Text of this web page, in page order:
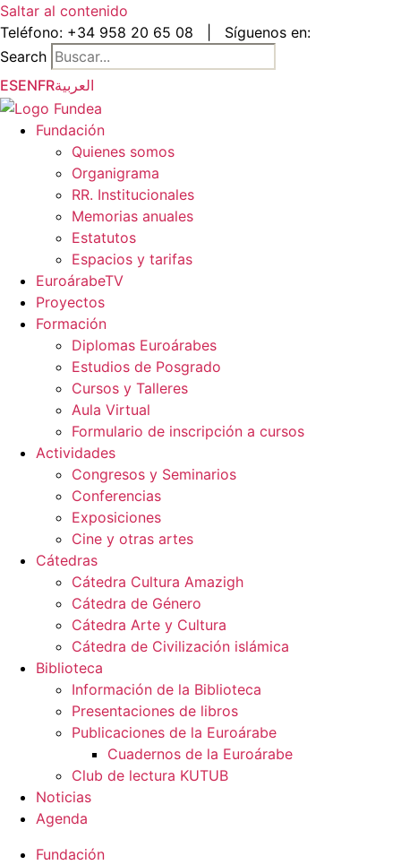
Saltar al contenido
Teléfono: +34 958 20 65 08
Síguenos en:
Search
ESENFRالعربية
Fundación
Quienes somos
Organigrama
RR. Institucionales
Memorias anuales
Estatutos
Espacios y tarifas
EuroárabeTV
Proyectos
Formación
Diplomas Euroárabes
Estudios de Posgrado
Cursos y Talleres
Aula Virtual
Formulario de inscripción a cursos
Actividades
Congresos y Seminarios
Conferencias
Exposiciones
Cine y otras artes
Cátedras
Cátedra Cultura Amazigh
Cátedra de Género
Cátedra Arte y Cultura
Cátedra de Civilización islámica
Biblioteca
Información de la Biblioteca
Presentaciones de libros
Publicaciones de la Euroárabe
Cuadernos de la Euroárabe
Club de lectura KUTUB
Noticias
Agenda
Fundación